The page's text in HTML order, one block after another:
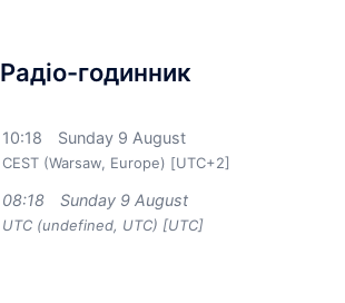
Радіо-годинник
10:18 Sunday 9 August
CEST (Warsaw, Europe) [UTC+2]
08:18 Sunday 9 August
UTC (undefined, UTC) [UTC]